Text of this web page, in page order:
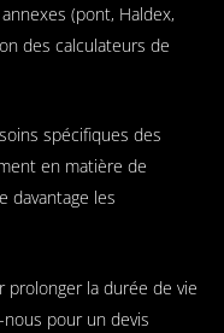
(pont, Haldex,
des calculateurs de
spécifiques des
en matière de
davantage les
prolonger la durée de vie
pour un devis